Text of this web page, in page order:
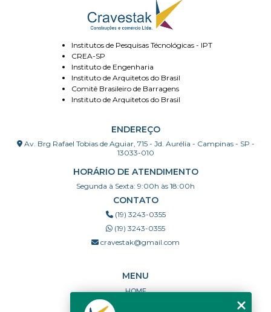
Institutos de Pesquisas Técnológicas - IPT
CREA-SP
Instituto de Engenharia
Instituto de Arquitetos do Brasil
Comitê Brasileiro de Barragens
Instituto de Arquitetos do Brasil
ENDEREÇO
Av. Brg Rafael Tobias de Aguiar, 715 - Jd. Aurélia - Campinas - SP -
13033-010
HORÁRIO DE ATENDIMENTO
Segunda à Sexta: 9:00h às 18:00h
CONTATO
(19) 3243-0355
(19) 3243-0355
cravestak@gmail.com
MENU
HOME